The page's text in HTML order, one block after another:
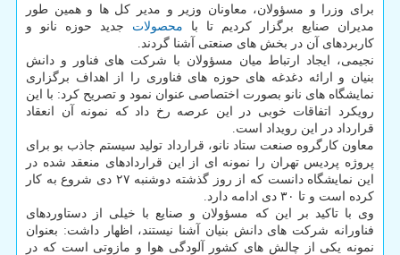
برای وزرا و مسؤولان، معاونان وزیر و مدیر کل ها و همین طور
مدیران صنایع برگزار کردیم تا با محصولات جدید حوزه نانو و
کاربردهای آن در بخش های صنعتی آشنا گردند.
نجیمی، ایجاد ارتباط میان مسؤولان با شرکت های فناور و دانش
بنیان و ارائه دغدغه های حوزه های فناوری را از اهداف برگزاری
نمایشگاه های نانو بصورت اختصاصی عنوان نمود و تصریح کرد: با این
رویکرد اتفاقات خوبی در این عرصه رخ داد که نمونه آن انعقاد
قرارداد در این رویداد است.
معاون کارگروه صنعت ستاد نانو، قرارداد تولید سیستم جاذب بو برای
پروژه پردیس تهران را نمونه ای از این قراردادهای منعقد شده در
این نمایشگاه دانست که از روز گذشته دوشنبه ۲۷ دی شروع به کار
کرده است و تا ۳۰ دی ادامه دارد.
وی با تاکید بر این که مسؤولان و صنایع با خیلی از دستاوردهای
فناورانه شرکت های دانش بنیان آشنا نیستند، اظهار داشت: بعنوان
نمونه یکی از چالش های کشور آلودگی هوا و مازوتی است که در